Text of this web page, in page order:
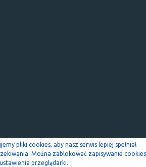
pliki cookies, aby nasz serwis lepiej spełniał
Można zablokować zapisywanie
przeglądarki.